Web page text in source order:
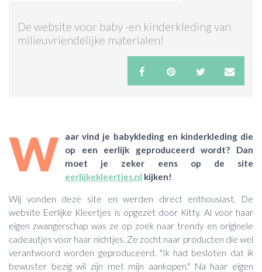
SHOPS
De website voor baby -en kinderkleding van
milieuvriendelijke materialen!
W
aar vind je babykleding en kinderkleding die
op een eerlijk geproduceerd wordt? Dan
moet je zeker eens op de site
eerlijkekleertjes.nl kijken!
Wij vonden deze site en werden direct enthousiast. De
website Eerlijke Kleertjes is opgezet door Kitty. Al voor haar
eigen zwangerschap was ze op zoek naar trendy en originele
cadeautjes voor haar nichtjes. Ze zocht naar producten die wel
verantwoord worden geproduceerd. "Ik had besloten dat ik
bewuster bezig wil zijn met mijn aankopen." Na haar eigen